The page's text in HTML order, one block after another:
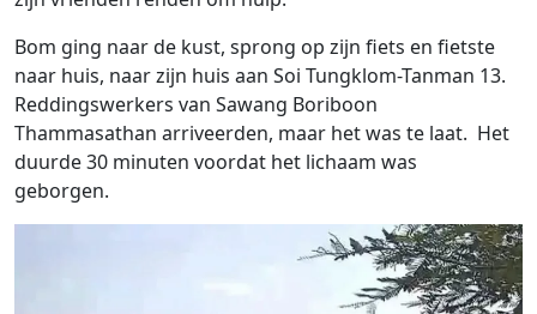
Bom ging naar de kust, sprong op zijn fiets en fietste
naar huis, naar zijn huis aan Soi Tungklom-Tanman 13.
Reddingswerkers van Sawang Boriboon
Thammasathan arriveerden, maar het was te laat. Het
duurde 30 minuten voordat het lichaam was
geborgen.